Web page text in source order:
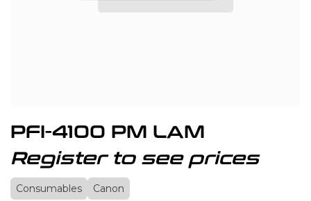
PFI-4100 PM LAM
Register to see prices
Consumables Canon